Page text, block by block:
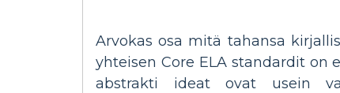
Arvokas osa mitä tahansa
yhteisen Core ELA standardit
abstrakti ideat ovat usein